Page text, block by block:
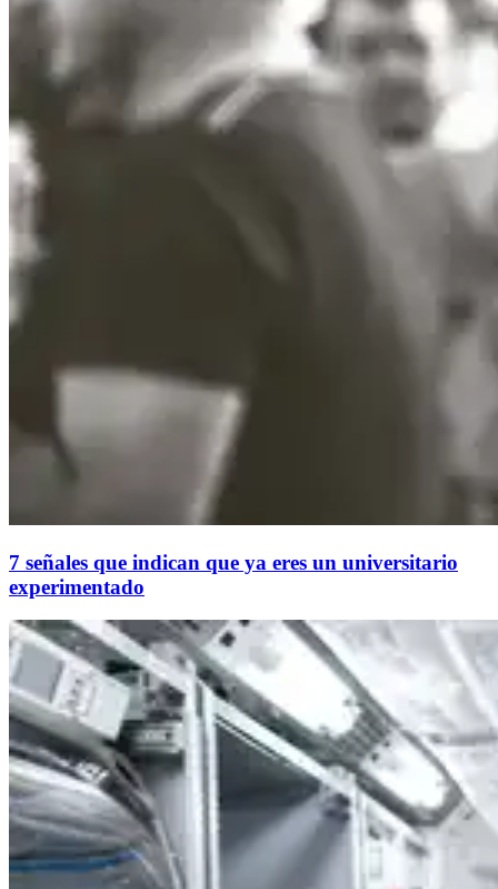
7 señales que indican que ya eres un universitario
experimentado